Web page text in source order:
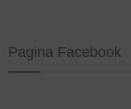
Pagina Facebook